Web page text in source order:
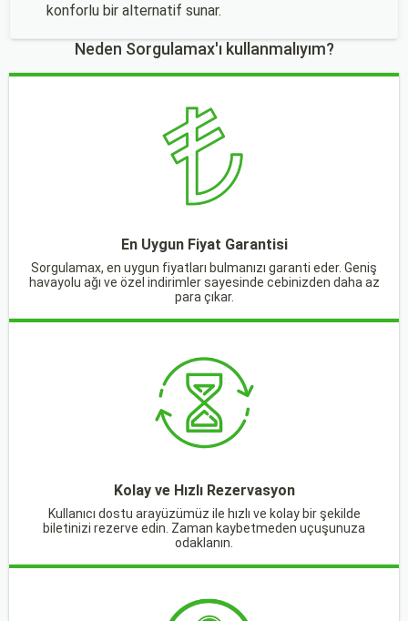
konforlu bir alternatif sunar.
Neden Sorgulamax'ı kullanmalıyım?
En Uygun Fiyat Garantisi
Sorgulamax, en uygun fiyatları bulmanızı garanti eder. Geniş
havayolu ağı ve özel indirimler sayesinde cebinizden daha az
para çıkar.
Kolay ve Hızlı Rezervasyon
Kullanıcı dostu arayüzümüz ile hızlı ve kolay bir şekilde
biletinizi rezerve edin. Zaman kaybetmeden uçuşunuza
odaklanın.